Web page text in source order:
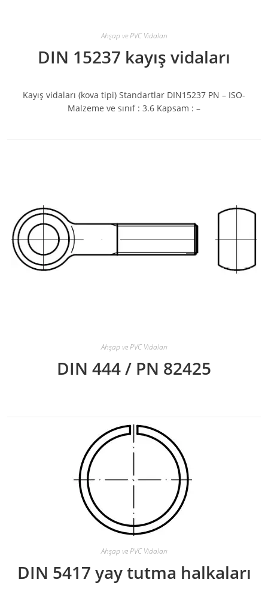
Ahşap ve PVC Vidaları
DIN 15237 kayış vidaları
Kayış vidaları (kova tipi) Standartlar DIN15237 PN – ISO-
Malzeme ve sınıf : 3.6 Kapsam : –
Ahşap ve PVC Vidaları
DIN 444 / PN 82425
Ahşap ve PVC Vidaları
DIN 5417 yay tutma halkaları